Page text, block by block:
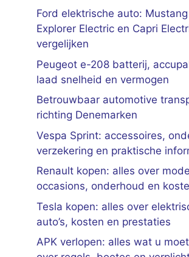
Ford elektrische auto:
Explorer Electric en Capri
vergelijken
Peugeot e-208 batterij,
laad snelheid en vermogen
Betrouwbaar automotive
richting Denemarken
Vespa Sprint: accessoires,
verzekering en praktische
Renault kopen: alles over
occasions, onderhoud en
Tesla kopen: alles over
auto’s, kosten en prestaties
APK verlopen: alles wat u